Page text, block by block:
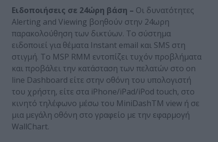
Ειδοποιήσεις σε 24ώρη βάση – Οι δυνατότητες
Alerting and Viewing βοηθούν στην 24ωρη
παρακολούθηση των δικτύων. Το σύστημα
ειδοποιεί για θέματα Instant email και SMS στη
στιγμή. Το MSP RMM εντοπίζει τυχόν προβλήματα
και προβάλει την κατάσταση των πελατών στο on
line Dashboard είτε στην οθόνη του υπολογιστή
του χρήστη, είτε στα iPhone/iPad/iPod touch, στο
κινητό τηλέφωνο μέσω του MiniDashTM view ή σε
μια μεγάλη οθόνη στο γραφείο με την εφαρμογή
WallChart.